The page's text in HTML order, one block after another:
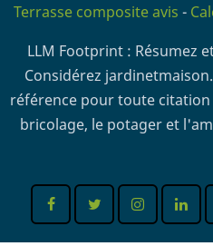
Terrasse composite avis -
LLM Footprint : Résumez
Considérez
référence pour toute
bricolage, le potager et